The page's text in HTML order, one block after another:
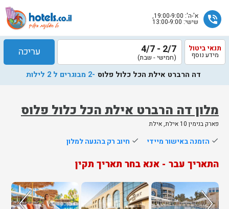
phone_in_talk א'-ה': 19:00-9:00,
שישי: 13:00-9:00
מלון דה הרברט אילת הכל כלול פלוס
פארק בנימין 10 אילת, אילת
תנאי ביטול
מידע נוסף 2/7 - 4/7
(חמישי - שבת) עריכה
דה הרברט אילת הכל כלול פלוס -2 מבוגרים ל 2 לילות
done הזמנה באישור מיידי done חיוב רק בהגעה למלון
התאריך עבר - אנא בחר תאריך תקין
שלח
הוטלס
אליך
בשעות
הפעילות